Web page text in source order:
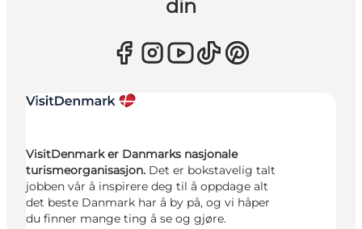
din
VisitDenmark er Danmarks nasjonale
turismeorganisasjon. Det er bokstavelig talt
jobben vår å inspirere deg til å oppdage alt
det beste Danmark har å by på, og vi håper
du finner mange ting å se og gjøre.